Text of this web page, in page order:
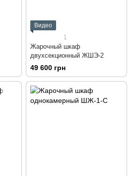
Видео
1
Жарочный шкаф
двухсекционный ЖШЭ-2
49 600 грн